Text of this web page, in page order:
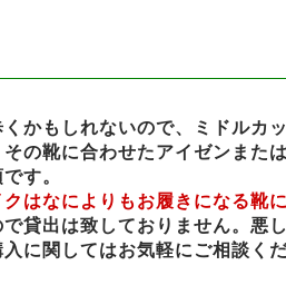
かもしれないので、ミドルカ
の靴に合わせたアイゼンまた
す。
はなによりもお履きになる靴
で貸出は致しておりません。悪
に関してはお気軽にご相談く